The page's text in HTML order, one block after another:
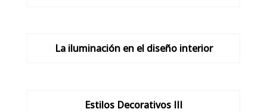
La iluminación en el diseño interior
Estilos Decorativos III